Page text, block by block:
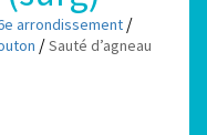
arrondissement /
/Sauté d’agneau